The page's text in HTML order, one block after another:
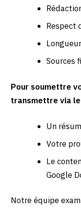
Respect
Sources
Pour soumettre
transmettre via
Un
Votre
Le
Google
Notre équipe